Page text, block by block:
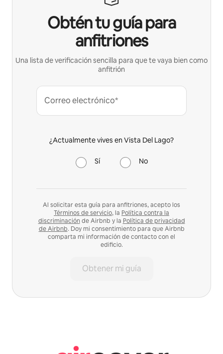
Obtén tu guía para
anfitriones
Una lista de verificación sencilla para que te vaya bien como
anfitrión
Correo electrónico*
¿Actualmente vives en Vista Del Lago?
Sí No
Al solicitar esta guía para anfitriones, acepto los
Términos de servicio, la Política contra la
discriminación de Airbnb y la Política de privacidad
de Airbnb. Doy mi consentimiento para que Airbnb
comparta mi información de contacto con el
edificio.
Obtener mi guía